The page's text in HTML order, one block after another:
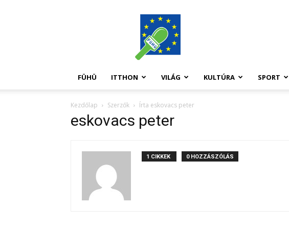
FüHü
FÜHÜ ITTHON VILÁG KULTÚRA SPORT
Kezdőlap Szerzők Írta eskovacs peter
eskovacs peter
1 CIKKEK 0 HOZZÁSZÓLÁS